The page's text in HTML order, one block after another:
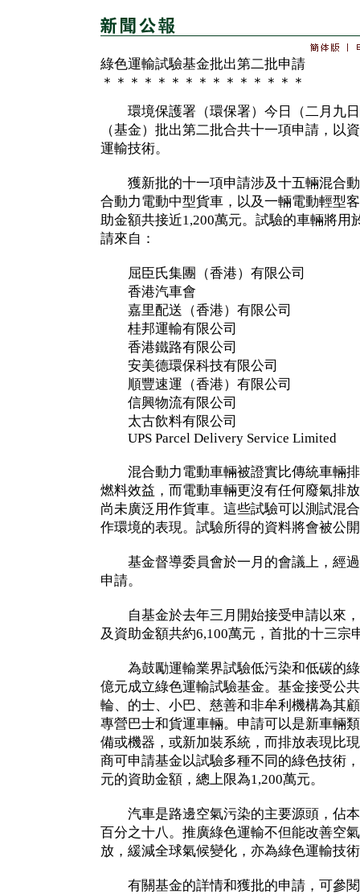
綠色運輸試驗基金批出第二批申請
＊＊＊＊＊＊＊＊＊＊＊＊＊＊＊
環境保護署（環保署）今日（二月九日
（基金）批出第二批合共十一項申請，以
運輸技術。
獲新批的十一項申請涉及十五輛混合動
合動力電動中型貨車，以及一輛電動輕型
助金額共接近1,200萬元。試驗的車輛將用
請來自：
屈臣氏集團（香港）有限公司
香港汽車會
嘉里配送（香港）有限公司
桂邦運輸有限公司
香港鐵路有限公司
安美德環保科技有限公司
順豐速運（香港）有限公司
信興物流有限公司
太古飲料有限公司
UPS Parcel Delivery Service Limited
混合動力電動車輛被證實比傳統車輛排
燃料效益，而電動車輛更沒有任何廢氣排
尚未廣泛用作貨車。這些試驗可以測試混
作環境的表現。試驗所得的資料將會被公
基金督導委員會於一月的會議上，經過
申請。
自基金於去年三月開始接受申請以來，
及資助金額共約6,100萬元，首批的十三宗
為鼓勵運輸業界試驗低污染和低碳的綠
億元成立綠色運輸試驗基金。基金接受公
輪、的士、小巴、慈善和非牟利機構為其
專營巴士和貨運車輛。申請可以是新車輛
備或機器，或新加裝系統，而排放表現比
商可申請基金以試驗多種不同的綠色技術
元的資助金額，總上限為1,200萬元。
汽車是路邊空氣污染的主要源頭，佔本
百分之十八。推廣綠色運輸不但能改善空
放，緩減全球氣候變化，亦為綠色運輸技
有關基金的詳情和獲批的申請，可參閱